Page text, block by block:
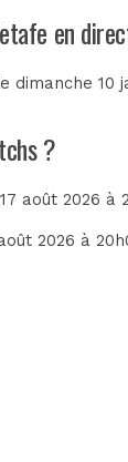
en
?
août 2026 à
2026 à